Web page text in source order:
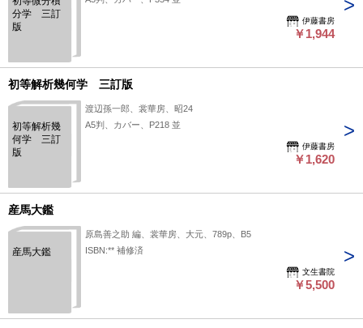
分学 三訂
版
伊藤書房
￥1,944
初等解析幾何学 三訂版
初等解析幾
何学 三訂
版
渡辺孫一郎、裳華房、昭24
A5判、カバー、P218 並
伊藤書房
￥1,620
産馬大鑑
産馬大鑑
原島善之助 編、裳華房、大元、789p、B5
ISBN:** 補修済
文生書院
￥5,500